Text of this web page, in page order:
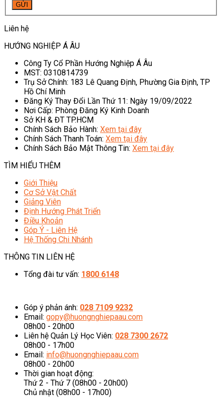
Liên hệ
HƯỚNG NGHIỆP Á ÂU
Công Ty Cổ Phần Hướng Nghiệp Á Âu
MST: 0310814739
Trụ Sở Chính: 183 Lê Quang Định, Phường Gia Định, TP
Hồ Chí Minh
Đăng Ký Thay Đổi Lần Thứ 11: Ngày 19/09/2022
Nơi Cấp: Phòng Đăng Ký Kinh Doanh
Sở KH & ĐT TP.HCM
Chính Sách Bảo Hành: Xem tại đây
Chính Sách Thanh Toán: Xem tại đây
Chính Sách Bảo Mật Thông Tin: Xem tại đây
TÌM HIỂU THÊM
Giới Thiệu
Cơ Sở Vật Chất
Giảng Viên
Định Hướng Phát Triển
Điều Khoản
Góp Ý - Liên Hệ
Hệ Thống Chi Nhánh
THÔNG TIN LIÊN HỆ
Tổng đài tư vấn: 1800 6148
Góp ý phản ánh: 028 7109 9232
Email: gopy@huongnghiepaau.com
08h00 - 20h00
Liên hệ Quản Lý Học Viên: 028 7300 2672
08h00 - 17h00
Email: info@huongnghiepaau.com
08h00 - 20h00
Thời gian hoạt động:
Thứ 2 - Thứ 7 (08h00 - 20h00)
Chủ nhật (08h00 - 17h00)